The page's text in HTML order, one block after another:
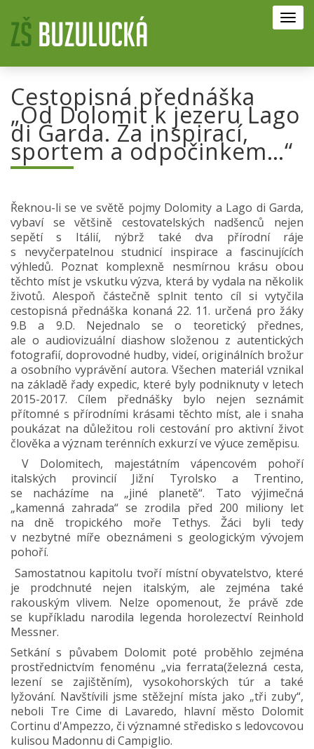
Cestopisná přednáška
„Od Dolomit k jezeru Lago
di Garda. Za inspirací,
sportem a odpočinkem…“
Řeknou-li se ve světě pojmy Dolomity a Lago di Garda,
vybaví se většině cestovatelských nadšenců nejen
sepětí s Itálií, nýbrž také dva přírodní ráje
s nevyčerpatelnou studnicí inspirace a fascinujících
výhledů. Poznat komplexně nesmírnou krásu obou
těchto míst je vskutku výzva, která by vydala na několik
životů. Alespoň částečně splnit tento cíl si vytyčila
cestopisná přednáška konaná 22. 11. určená pro žáky
9.B a 9.D. Nejednalo se o teoretický přednes,
ale o audiovizuální diashow složenou z autentických
fotografií, doprovodné hudby, videí, originálních brožur
a osobního vyprávění autora. Všechen materiál vznikal
na základě řady expedic, které byly podniknuty v letech
2015-2017. Cílem přednášky bylo nejen seznámit
přítomné s přírodními krásami těchto míst, ale i snaha
poukázat na důležitou roli cestování pro aktivní život
člověka a význam terénních exkurzí ve výuce zeměpisu.
V Dolomitech, majestátním vápencovém pohoří
italských provincií Jižní Tyrolsko a Trentino,
se nacházíme na „jiné planetě“. Tato výjimečná
„kamenná zahrada“ se zrodila před 200 miliony let
na dně tropického moře Tethys. Žáci byli tedy
v nezbytné míře obeznámeni s geologickým vývojem
pohoří.
Samostatnou kapitolu tvoří místní obyvatelstvo, které
je prodchnuté nejen italským, ale zejména také
rakouským vlivem. Nelze opomenout, že právě zde
se kupříkladu narodila legenda horolezectví Reinhold
Messner.
Setkání s půvabem Dolomit poté proběhlo zejména
prostřednictvím fenoménu „via ferrata(železná cesta,
lezení se zajištěním), vysokohorských túr a také
lyžování. Navštívili jsme stěžejní místa jako „tři zuby“,
neboli Tre Cime di Lavaredo, hlavní město Dolomit
Cortinu d'Ampezzo, či významné středisko s ledovcovou
kulisou Madonnu di Campiglio.